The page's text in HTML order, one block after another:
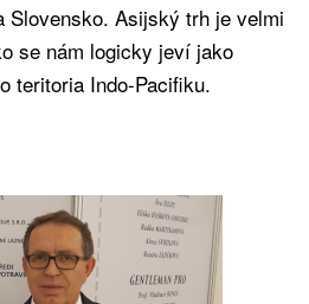
Slovensko. Asijský trh je velmi
se nám logicky jeví jako
teritoria Indo-Pacifiku.